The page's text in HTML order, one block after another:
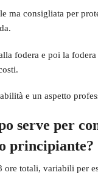
ma consigliata per
fodera e poi la
e un aspetto
serve per
principiante?
ore totali, variabili per